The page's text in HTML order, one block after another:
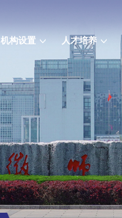
机构设置 人才培养